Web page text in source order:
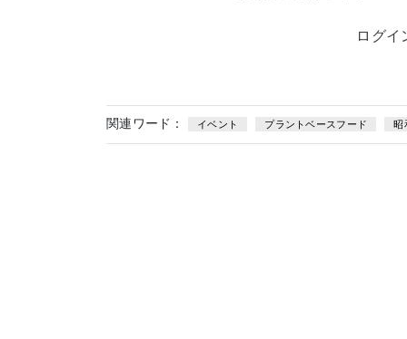
ログイ
関連ワード： イベント プラントベースフード 昭